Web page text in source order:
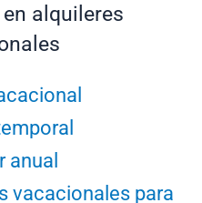
alquileres
anual
vacacionales para